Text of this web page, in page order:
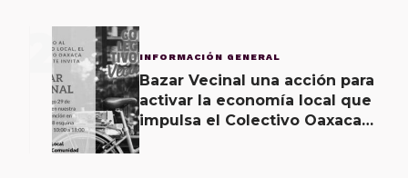
2 INFORMACIÓN GENERAL
Bazar Vecinal una acción para
activar la economía local que
impulsa el Colectivo Oaxaca